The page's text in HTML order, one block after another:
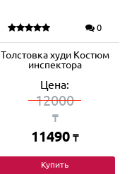
0
Толстовка худи Костюм
инспектора
Цена:
12000
₸
11490 ₸
Купить